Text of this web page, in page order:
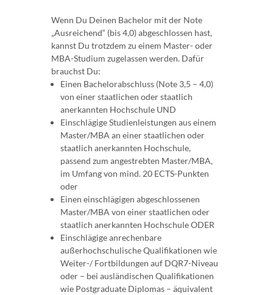
Wenn Du Deinen Bachelor mit der Note
„Ausreichend“ (bis 4,0) abgeschlossen hast,
kannst Du trotzdem zu einem Master- oder
MBA-Studium zugelassen werden. Dafür
brauchst Du:
Einen Bachelorabschluss (Note 3,5 – 4,0)
von einer staatlichen oder staatlich
anerkannten Hochschule UND
Einschlägige Studienleistungen aus einem
Master/MBA an einer staatlichen oder
staatlich anerkannten Hochschule,
passend zum angestrebten Master/MBA,
im Umfang von mind. 20 ECTS-Punkten
oder
Einen einschlägigen abgeschlossenen
Master/MBA von einer staatlichen oder
staatlich anerkannten Hochschule ODER
Einschlägige anrechenbare
außerhochschulische Qualifikationen wie
Weiter-/ Fortbildungen auf DQR7-Niveau
oder – bei ausländischen Qualifikationen
wie Postgraduate Diplomas – äquivalent